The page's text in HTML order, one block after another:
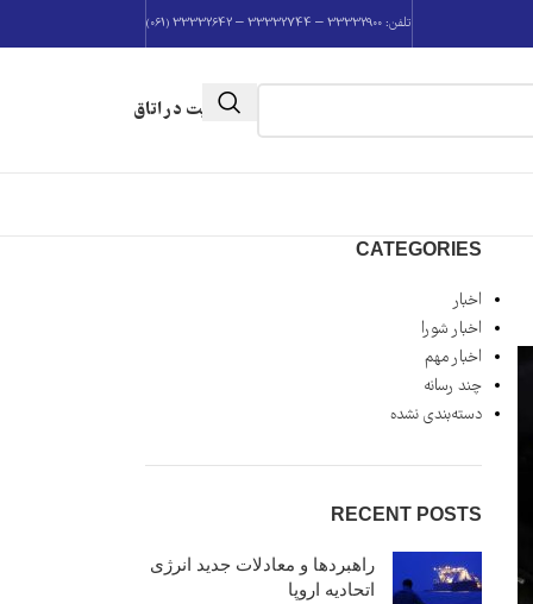
تلفن: 33332900 – 33332744 – 33332642 (061)
عضویت در اتاق
CATEGORIES
اخبار
اخبار شورا
اخبار مهم
چند رسانه
دسته‌بندی نشده
RECENT POSTS
راهبردها و معادلات جدید انرژی
اتحادیه اروپا